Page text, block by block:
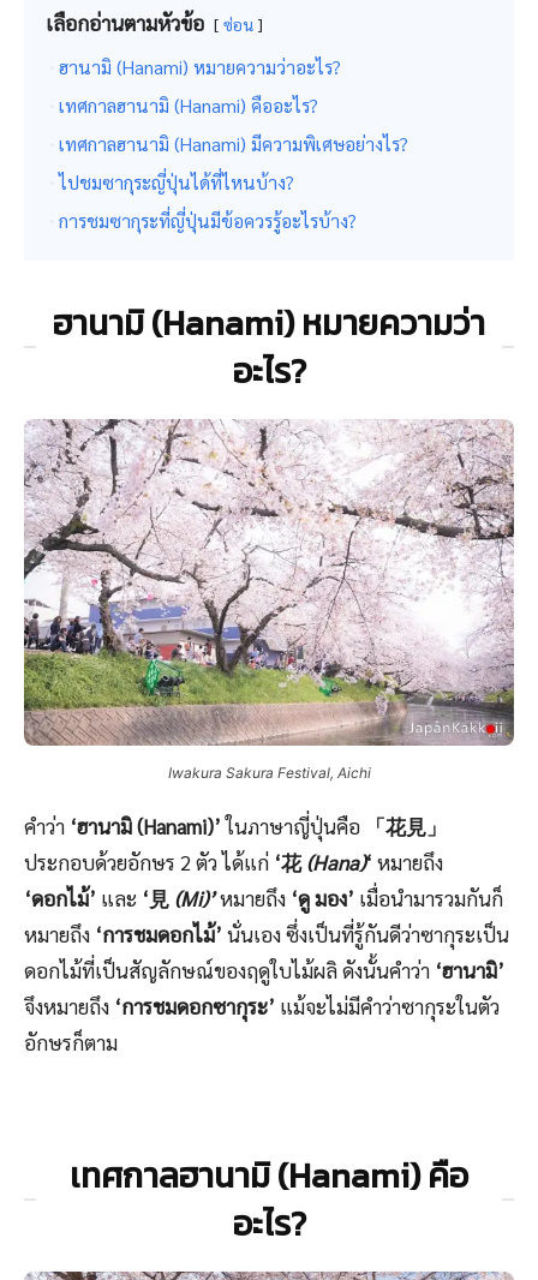
เลือกอ่านตามหัวข้อ ซ่อน
ฮานามิ (Hanami) หมายความว่าอะไร?
เทศกาลฮานามิ (Hanami) คืออะไร?
เทศกาลฮานามิ (Hanami) มีความพิเศษอย่างไร?
ไปชมซากุระญี่ปุ่นได้ที่ไหนบ้าง?
การชมซากุระที่ญี่ปุ่นมีข้อควรรู้อะไรบ้าง?
ฮานามิ (Hanami) หมายความว่า
อะไร?
Iwakura Sakura Festival, Aichi
คำว่า ‘ฮานามิ (Hanami)’ในภาษาญี่ปุ่นคือ
「花見」
ประกอบด้วยอักษร 2 ตัว ได้แก่ ‘花(Hana)‘ หมายถึง
‘ดอกไม้’ และ ‘見 (Mi)’หมายถึง ‘ดู มอง’ เมื่อนำมารวมกันก็
หมายถึง ‘การชมดอกไม้’ นั่นเอง ซึ่งเป็นที่รู้กันดีว่าซากุระเป็น
ดอกไม้ที่เป็นสัญลักษณ์ของฤดูใบไม้ผลิ ดังนั้นคำว่า ‘ฮานามิ’
จึงหมายถึง ‘การชมดอกซากุระ’ แม้จะไม่มีคำว่าซากุระในตัว
อักษรก็ตาม
เทศกาลฮานามิ (Hanami) คือ
อะไร?